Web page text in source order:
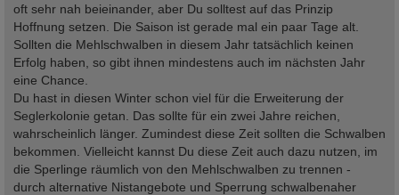
oft sehr nah beieinander, aber Du solltest auf das Prinzip
Hoffnung setzen. Die Saison ist gerade mal ein paar Tage alt.
Sollten die Mehlschwalben in diesem Jahr tatsächlich keinen
Erfolg haben, so gibt ihnen mindestens auch im nächsten Jahr
eine Chance.
Du hast in diesen Winter schon viel für die Erweiterung der
Seglerkolonie getan. Das sollte für ein zwei Jahre reichen,
wahrscheinlich länger. Zumindest diese Zeit sollten die Schwalben
bekommen. Vielleicht kannst Du diese Zeit auch dazu nutzen, im
die Sperlinge räumlich von den Mehlschwalben zu trennen -
durch alternative Nistangebote und Sperrung schwalbenaher